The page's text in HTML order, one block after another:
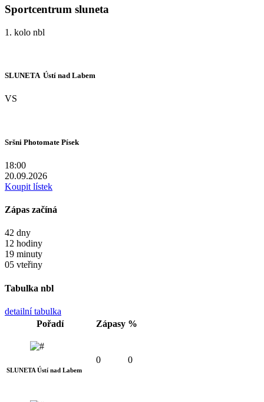
Sportcentrum sluneta
1. kolo nbl
SLUNETA  Ústí nad Labem
VS
Sršni Photomate Písek
18:00
20.09.2026
Koupit lístek
Zápas začíná
42 dny
12 hodiny
19 minuty
04 vteřiny
Tabulka nbl
detailní tabulka
Pořadí
Zápasy %
SLUNETA Ústí nad Labem
0 0